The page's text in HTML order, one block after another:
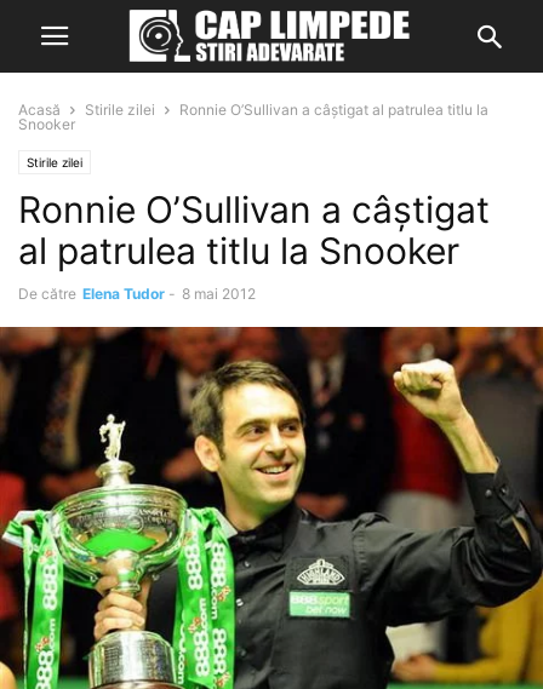
Acasă Stirile zilei
Ronnie O’Sullivan a câștigat al patrulea titlu la
Snooker
Stirile zilei
Ronnie O’Sullivan a câștigat
al patrulea titlu la Snooker
De către Elena Tudor - 8 mai 2012